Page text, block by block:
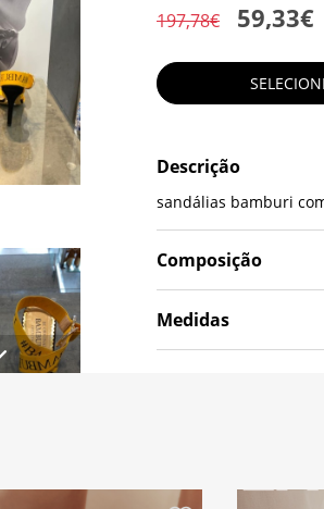
197,78€ 59,33€
Descrição
sandálias bamburi
Composição
Medidas